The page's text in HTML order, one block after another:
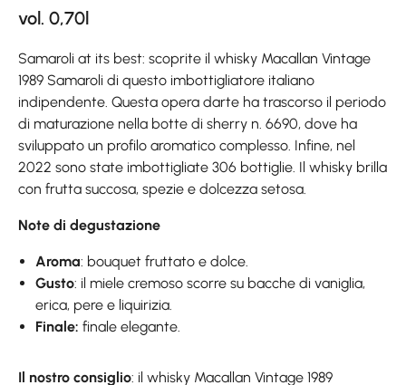
vol. 0,70l
Samaroli at its best: scoprite il whisky Macallan Vintage
1989 Samaroli di questo imbottigliatore italiano
indipendente. Questa opera darte ha trascorso il periodo
di maturazione nella botte di sherry n. 6690, dove ha
sviluppato un profilo aromatico complesso. Infine, nel
2022 sono state imbottigliate 306 bottiglie. Il whisky brilla
con frutta succosa, spezie e dolcezza setosa.
Note di degustazione
Aroma: bouquet fruttato e dolce.
Gusto: il miele cremoso scorre su bacche di vaniglia,
erica, pere e liquirizia.
Finale: finale elegante.
Il nostro consiglio: il whisky Macallan Vintage 1989